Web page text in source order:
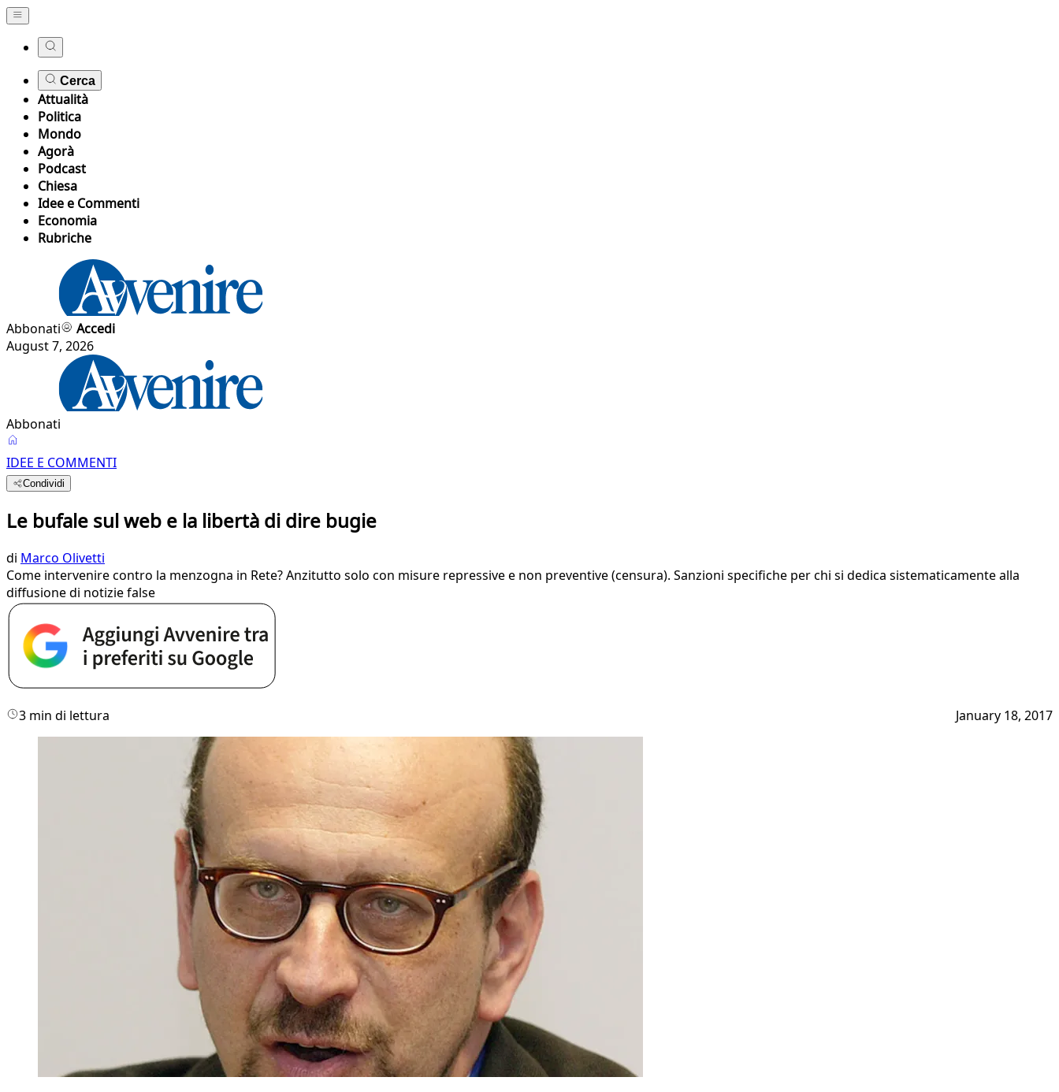
Cerca
Attualità
Politica
Mondo
Agorà
Podcast
Chiesa
Idee e Commenti
Economia
Rubriche
Abbonati
Accedi
August 7, 2026
Abbonati
IDEE E COMMENTI
Condividi
Le bufale sul web e la libertà di dire bugie
di Marco Olivetti
Come intervenire contro la menzogna in Rete? Anzitutto solo con misure repressive e non preventive (censura). Sanzioni specifiche per chi si dedica sistematicamente alla
diffusione di notizie false
3 min di lettura January 18, 2017